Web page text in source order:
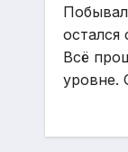
остался
Всё
уровне.